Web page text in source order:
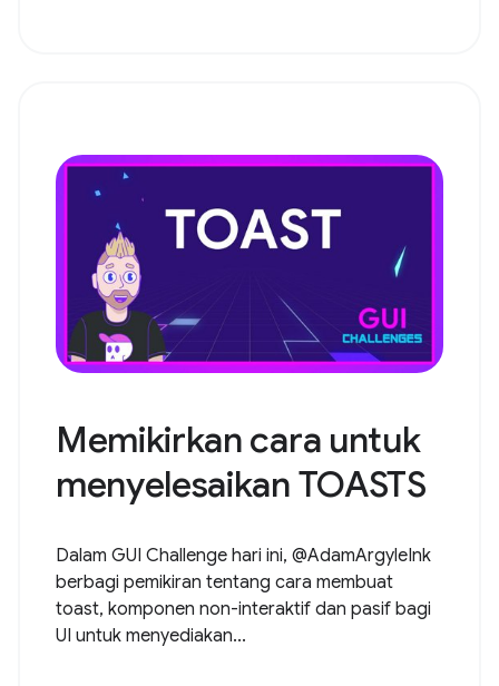
Memikirkan cara untuk
menyelesaikan TOASTS
Dalam GUI Challenge hari ini, @AdamArgyleInk
berbagi pemikiran tentang cara membuat
toast, komponen non-interaktif dan pasif bagi
UI untuk menyediakan...